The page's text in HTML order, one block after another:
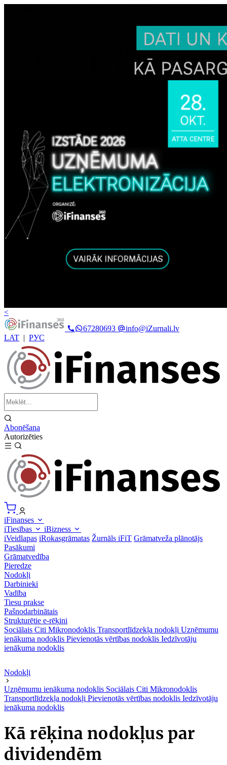
<
67280693
info@iZurnali.lv
LAT | РУС
Abonēšana
Autorizēties
iFinanses
iTiesības
iBizness
iVeidlapas iRokasgrāmatas Žurnāls iFiT Grāmatveža plānotājs
Pasākumi
Grāmatvedība
Pieredze
Nodokļi
Darbinieki
Vadība
Tiesu prakse
Pašnodarbinātais
Strukturētie e-rēķini
Sociālais Citi Mikronodoklis Transportlīdzekļa nodokļi Uzņēmumu
ienākuma nodoklis Pievienotās vērtības nodoklis Iedzīvotāju
ienākuma nodoklis
Nodokļi
Uzņēmumu ienākuma nodoklis Sociālais Citi Mikronodoklis
Transportlīdzekļa nodokļi Pievienotās vērtības nodoklis Iedzīvotāju
ienākuma nodoklis
Kā rēķina nodokļus par
dividendēm